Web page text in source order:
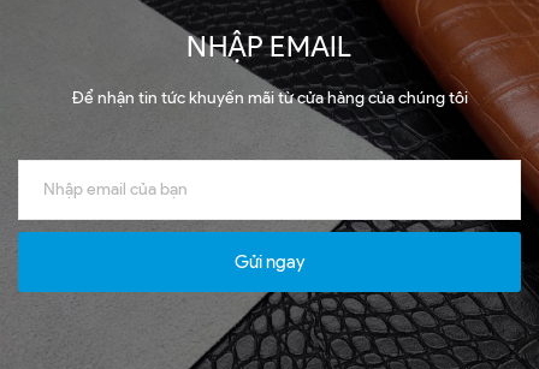
NHẬP EMAIL
Để nhận tin tức khuyến mãi từ cửa hàng của chúng tôi
Gửi ngay